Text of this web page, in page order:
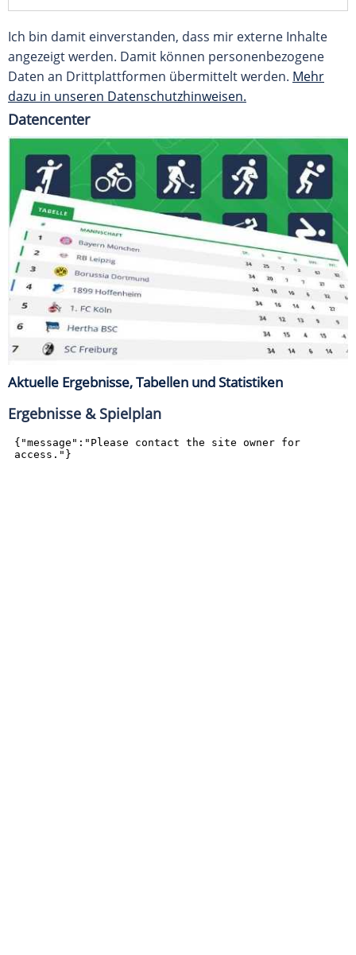
Ich bin damit einverstanden, dass mir externe Inhalte
angezeigt werden. Damit können personenbezogene
Daten an Drittplattformen übermittelt werden. Mehr
dazu in unseren Datenschutzhinweisen.
Datencenter
Aktuelle Ergebnisse, Tabellen und Statistiken
Ergebnisse & Spielplan